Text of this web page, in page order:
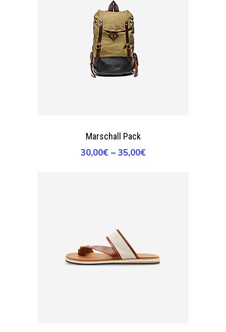
Seleccionar Opciones
Marschall Pack
30,00€– 35,00€